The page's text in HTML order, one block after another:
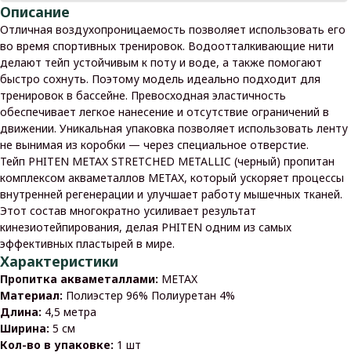
Описание
Отличная воздухопроницаемость позволяет использовать его
во время спортивных тренировок. Водоотталкивающие нити
делают тейп устойчивым к поту и воде, а также помогают
быстро сохнуть. Поэтому модель идеально подходит для
тренировок в бассейне. Превосходная эластичность
обеспечивает легкое нанесение и отсутствие ограничений в
движении. Уникальная упаковка позволяет использовать ленту
не вынимая из коробки — через специальное отверстие.
Тейп PHITEN METAX STRETCHED METALLIC (черный) пропитан
комплексом акваметаллов METAX, который ускоряет процессы
внутренней регенерации и улучшает работу мышечных тканей.
Этот состав многократно усиливает результат
кинезиотейпирования, делая PHITEN одним из самых
эффективных пластырей в мире.
Характеристики
Пропитка акваметаллами: METAX
Материал: Полиэстер 96% Полиуретан 4%
Длина: 4,5 метра
Ширина: 5 см
Кол-во в упаковке: 1 шт